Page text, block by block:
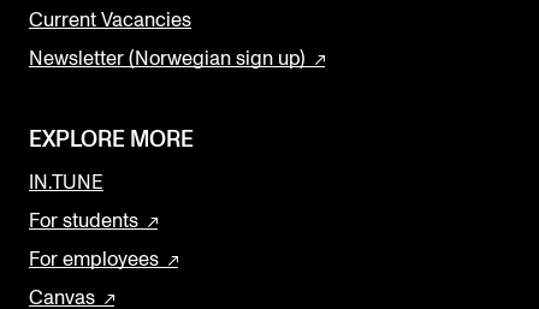
Current Vacancies
Newsletter (Norwegian sign up)
EXPLORE MORE
IN.TUNE
For students
For employees
Canvas